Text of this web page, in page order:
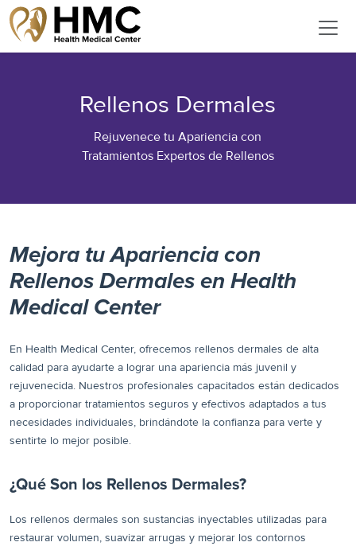
Rellenos Dermales
Rejuvenece tu Apariencia con
Tratamientos Expertos de Rellenos
Mejora tu Apariencia con
Rellenos Dermales en Health
Medical Center
En Health Medical Center, ofrecemos rellenos dermales de alta
calidad para ayudarte a lograr una apariencia más juvenil y
rejuvenecida. Nuestros profesionales capacitados están dedicados
a proporcionar tratamientos seguros y efectivos adaptados a tus
necesidades individuales, brindándote la confianza para verte y
sentirte lo mejor posible.
¿Qué Son los Rellenos Dermales?
Los rellenos dermales son sustancias inyectables utilizadas para
restaurar volumen, suavizar arrugas y mejorar los contornos